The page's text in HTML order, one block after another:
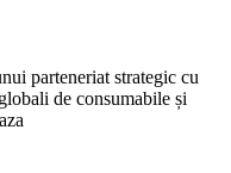
parteneriat strategic cu
de consumabile și